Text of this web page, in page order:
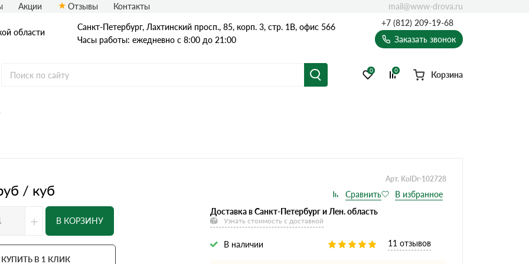
области
Санкт-Петербург, Лахтинский просп., 85, корп. 3, стр. 1В, офис 566
Часы работы: ежедневно с 8:00 до 21:00
+7 (812) 209-19-68
Заказать звонок
0 0 Корзина
Акции Отзывы Контакты mail@www-drova.ru
/ куб
Арт. KolDr-102728
+ В КОРЗИНУ
КУПИТЬ В 1 КЛИК
Доставка в Санкт-Петербург и Лен. область
Узнать стоимость с доставкой
В наличии 11 отзывов